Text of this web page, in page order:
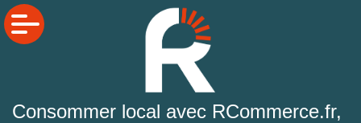
Consommer local avec RCommerce.fr,